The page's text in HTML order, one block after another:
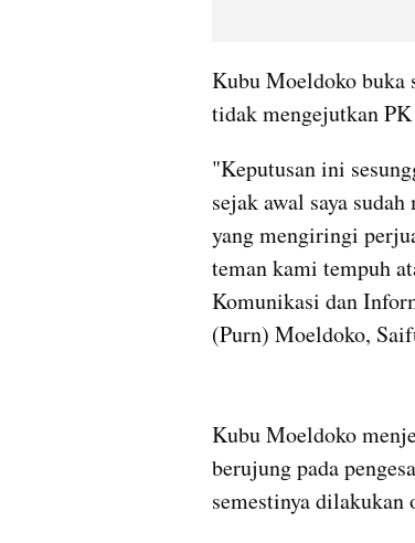
Kubu Moeldoko buka
tidak mengejutkan
"Keputusan ini
sejak awal saya
yang mengiringi
teman kami tempuh
Komunikasi dan
(Purn) Moeldoko,
Kubu Moeldoko
berujung pada
semestinya dilakukan